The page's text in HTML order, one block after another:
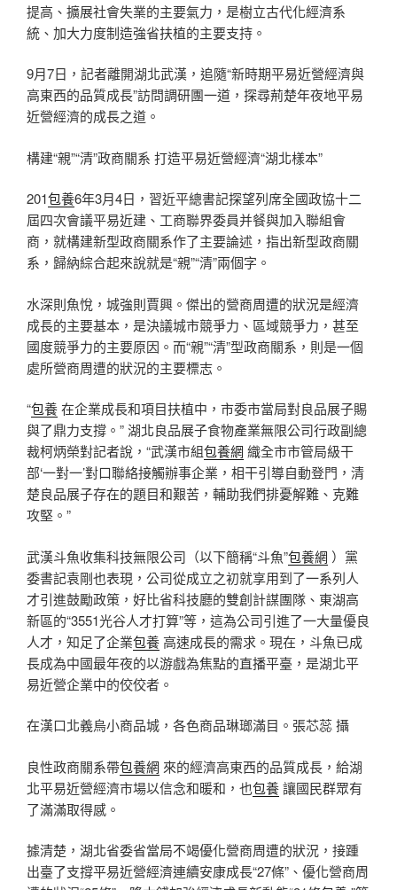
提高、擴展社會失業的主要氣力，是樹立古代化經濟系
統、加大力度制造強省扶植的主要支持。
9月7日，記者離開湖北武漢，追隨“新時期平易近營經濟與
高東西的品質成長”訪問調研團一道，探尋荊楚年夜地平易
近營經濟的成長之道。
構建“親”“清”政商關系 打造平易近營經濟“湖北樣本”
201包養6年3月4日，習近平總書記探望列席全國政協十二
屆四次會議平易近建、工商聯界委員并餐與加入聯組會
商，就構建新型政商關系作了主要論述，指出新型政商關
系，歸納綜合起來說就是“親”“清”兩個字。
水深則魚悅，城強則賈興。傑出的營商周遭的狀況是經濟
成長的主要基本，是決議城市競爭力、區域競爭力，甚至
國度競爭力的主要原因。而“親”“清”型政商關系，則是一個
處所營商周遭的狀況的主要標志。
“包養在企業成長和項目扶植中，市委市當局對良品展子賜
與了鼎力支撐。” 湖北良品展子食物產業無限公司行政副總
裁柯炳榮對記者說，“武漢市組包養網 織全市市管局級干
部‘一對一’對口聯絡接觸辦事企業，相干引導自動登門，清
楚良品展子存在的題目和艱苦，輔助我們排憂解難、克難
攻堅。”
武漢斗魚收集科技無限公司（以下簡稱“斗魚”包養網 ）黨
委書記袁剛也表現，公司從成立之初就享用到了一系列人
才引進鼓勵政策，好比省科技廳的雙創計謀團隊、東湖高
新區的“3551光谷人才打算”等，這為公司引進了一大量優良
人才，知足了企業包養高速成長的需求。現在，斗魚已成
長成為中國最年夜的以游戲為焦點的直播平臺，是湖北平
易近營企業中的佼佼者。
在漢口北義烏小商品城，各色商品琳瑯滿目。張芯蕊 攝
良性政商關系帶包養網 來的經濟高東西的品質成長，給湖
北平易近營經濟市場以信念和暖和，也包養讓國民群眾有
了滿滿取得感。
據清楚，湖北省委省當局不竭優化營商周遭的狀況，接踵
出臺了支撐平易近營經濟連續安康成長“27條”、優化營商周